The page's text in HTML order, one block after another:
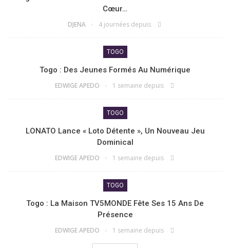
Cœur…
DJENA 4 journées depuis
TOGO
Togo : Des Jeunes Formés Au Numérique
EDWIGE APEDO 1 semaine depuis
TOGO
LONATO Lance « Loto Détente », Un Nouveau Jeu
Dominical
EDWIGE APEDO 1 semaine depuis
TOGO
Togo : La Maison TV5MONDE Fête Ses 15 Ans De
Présence
EDWIGE APEDO 1 semaine depuis